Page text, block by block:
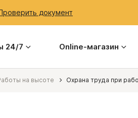
документ
24/7 Online-магазин
на высоте Охрана труда при